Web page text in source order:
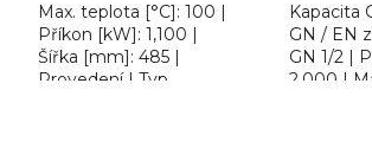
Max. teplota [°C]: 100 |
Příkon [kW]: 1,100 |
Šířka [mm]: 485 |
Provedení | Typ
Kapacita
GN / EN
GN 1/2 |
2,000 |